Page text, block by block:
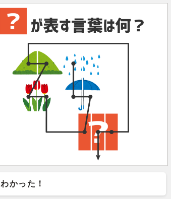
わかった！